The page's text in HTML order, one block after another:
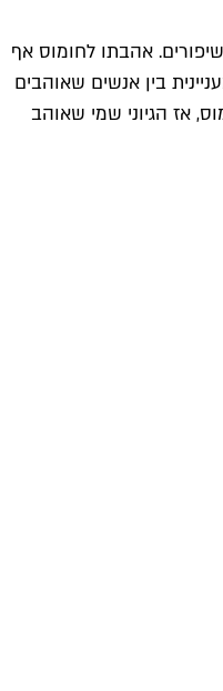
אהבתו לחומוס אף
בין אנשים שאוהבים
אז הגיוני שמי שאוהב